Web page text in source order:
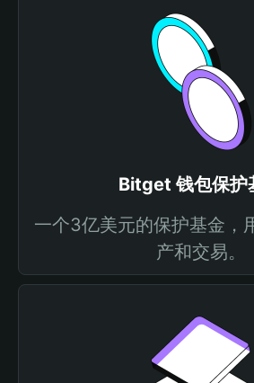
Bitget 钱包保护
一个3亿美元的保护基金，
产和交易。